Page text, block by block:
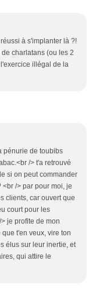
à s'implanter là ?!
charlatans (ou les 2
illégal de la
pénurie de toubibs
/> t'a retrouvé
si on peut commander
/> par pour moi, je
clients, car ouvert que
court pour les
je profite de mon
t'en veux, vire ton
élus sur leur inertie, et
qui attire le